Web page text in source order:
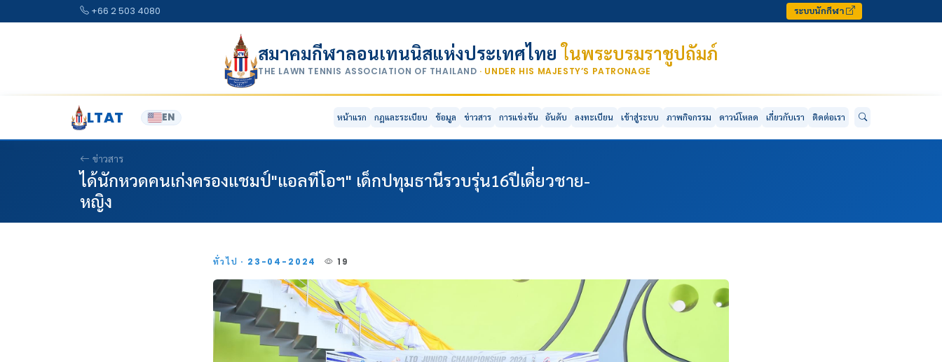
+66 2 503 4080 ระบบนักกีฬา
สมาคมกีฬาลอนเทนนิสแห่งประเทศไทยในพระบรมราชูปถัมภ์
THE LAWN TENNIS ASSOCIATION OF THAILAND · UNDER HIS MAJESTY’S PATRONAGE
LTAT EN หน้าแรก กฎและระเบียบ ข้อมูล ข่าวสาร การแข่งขัน อันดับ ลงทะเบียน เข้าสู่ระบบ ภาพกิจกรรม ดาวน์โหลด เกี่ยวกับเรา ติดต่อเรา
ข่าวสาร
ได้นักหวดคนเก่งครองแชมป์"แอลทีโอฯ" เด็กปทุมธานีรวบรุ่น16ปีเดี่ยวชาย-
หญิง
ทั่วไป · 23-04-2024 19